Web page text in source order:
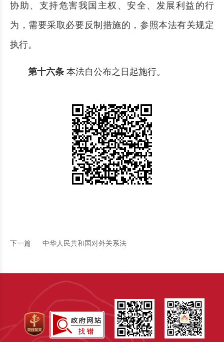
协助、支持危害我国主权、安全、发展利益的行
为，需要采取必要反制措施的，参照本法有关规定
执行。
第十六条 本法自公布之日起施行。
下一篇 中华人民共和国对外关系法